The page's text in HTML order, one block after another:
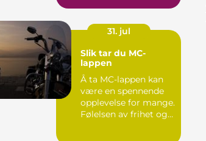
31. jul
Slik tar du MC-
lappen
Å ta MC-lappen kan
være en spennende
opplevelse for mange.
Følelsen av frihet og